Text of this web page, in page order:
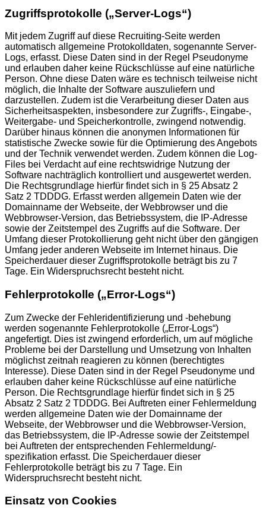
Zugriffsprotokolle („Server-Logs“)
Mit jedem Zugriff auf diese Recruiting-Seite werden
automatisch allgemeine Protokolldaten, sogenannte Server-
Logs, erfasst. Diese Daten sind in der Regel Pseudonyme
und erlauben daher keine Rückschlüsse auf eine natürliche
Person. Ohne diese Daten wäre es technisch teilweise nicht
möglich, die Inhalte der Software auszuliefern und
darzustellen. Zudem ist die Verarbeitung dieser Daten aus
Sicherheitsaspekten, insbesondere zur Zugriffs-, Eingabe-,
Weitergabe- und Speicherkontrolle, zwingend notwendig.
Darüber hinaus können die anonymen Informationen für
statistische Zwecke sowie für die Optimierung des Angebots
und der Technik verwendet werden. Zudem können die Log-
Files bei Verdacht auf eine rechtswidrige Nutzung der
Software nachträglich kontrolliert und ausgewertet werden.
Die Rechtsgrundlage hierfür findet sich in § 25 Absatz 2
Satz 2 TDDDG. Erfasst werden allgemein Daten wie der
Domainname der Webseite, der Webbrowser und die
Webbrowser-Version, das Betriebssystem, die IP-Adresse
sowie der Zeitstempel des Zugriffs auf die Software. Der
Umfang dieser Protokollierung geht nicht über den gängigen
Umfang jeder anderen Webseite im Internet hinaus. Die
Speicherdauer dieser Zugriffsprotokolle beträgt bis zu 7
Tage. Ein Widerspruchsrecht besteht nicht.
Fehlerprotokolle („Error-Logs“)
Zum Zwecke der Fehleridentifizierung und -behebung
werden sogenannte Fehlerprotokolle („Error-Logs“)
angefertigt. Dies ist zwingend erforderlich, um auf mögliche
Probleme bei der Darstellung und Umsetzung von Inhalten
möglichst zeitnah reagieren zu können (berechtigtes
Interesse). Diese Daten sind in der Regel Pseudonyme und
erlauben daher keine Rückschlüsse auf eine natürliche
Person. Die Rechtsgrundlage hierfür findet sich in § 25
Absatz 2 Satz 2 TDDDG. Bei Auftreten einer Fehlermeldung
werden allgemeine Daten wie der Domainname der
Webseite, der Webbrowser und die Webbrowser-Version,
das Betriebssystem, die IP-Adresse sowie der Zeitstempel
bei Auftreten der entsprechenden Fehlermeldung/-
spezifikation erfasst. Die Speicherdauer dieser
Fehlerprotokolle beträgt bis zu 7 Tage. Ein
Widerspruchsrecht besteht nicht.
Einsatz von Cookies